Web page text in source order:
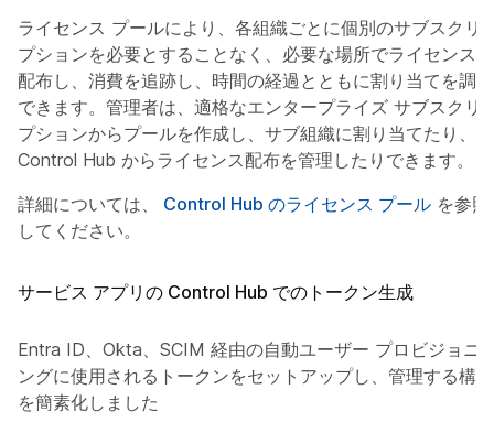
ライセンス プールにより、各組織ごとに個別のサブスクリ
プションを必要とすることなく、必要な場所でライセンスを
配布し、消費を追跡し、時間の経過とともに割り当てを調整
できます。管理者は、適格なエンタープライズ サブスクリ
プションからプールを作成し、サブ組織に割り当てたり、
Control Hub からライセンス配布を管理したりできます。
詳細については、
Control Hub のライセンス プール を参照
してください。
サービス アプリの Control Hub でのトークン生成
Entra ID、Okta、SCIM 経由の自動ユーザー プロビジョニ
ングに使用されるトークンをセットアップし、管理する構成
を簡素化しました